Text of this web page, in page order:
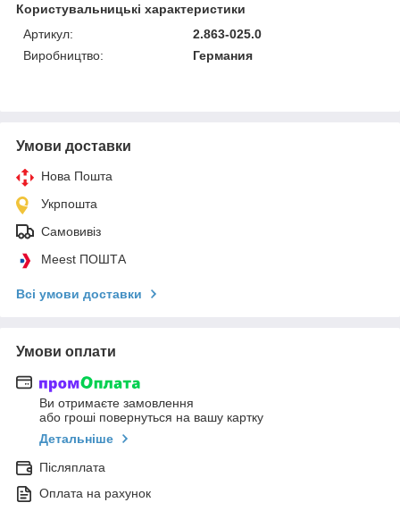
Користувальницькі характеристики
Артикул:
2.863-025.0
Виробництво:
Германия
Умови доставки
Нова Пошта
Укрпошта
Самовивіз
Meest ПОШТА
Всі умови доставки
Умови оплати
Ви отримаєте замовлення
або гроші повернуться на вашу картку
Детальніше
Післяплата
Оплата на рахунок